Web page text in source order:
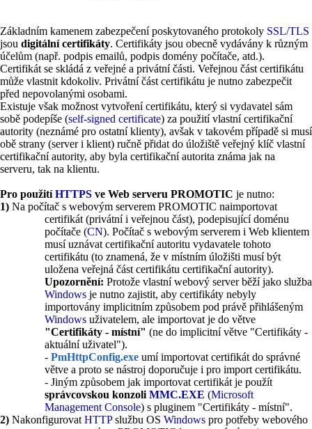
Základním kamenem zabezpečení poskytovaného protokoly SSL/TLS
jsou digitální certifikáty. Certifikáty jsou obecně vydávány k různým
účelům (např. podpis emailů, podpis domény počítače, atd.).
Certifikát se skládá z veřejné a privátní části. Veřejnou část certifikátu
může vlastnit kdokoliv. Privátní část certifikátu je nutno zabezpečit
před nepovolanými osobami.
Existuje však možnost vytvoření certifikátu, který si vydavatel sám
sobě podepíše (self-signed certificate) za použití vlastní certifikační
autority (neznámé pro ostatní klienty), avšak v takovém případě si musí
obě strany (server i klient) ručně přidat do úložiště veřejný klíč vlastní
certifikační autority, aby byla certifikační autorita známa jak na
serveru, tak na klientu.
Pro použitíHTTPS ve Web serveru PROMOTIC je nutno:
1) Na počítač s webovým serverem PROMOTIC naimportovat
certifikát (privátní i veřejnou část), podepisující doménu
počítače (CN). Počítač s webovým serverem i Web klientem
musí uznávat certifikační autoritu vydavatele tohoto
certifikátu (to znamená, že v místním úložišti musí být
uložena veřejná část certifikátu certifikační autority).
Upozornění: Protože vlastní webový server běží jako služba
Windows je nutno zajistit, aby certifikáty nebyly
importovány implicitním způsobem pod právě přihlášeným
Windows uživatelem, ale importovat je do větve
"Certifikáty - místní" (ne do implicitní větve "Certifikáty -
aktuální uživatel").
- PmHttpConfig.exe umí importovat certifikát do správné
větve a proto se nástroj doporučuje i pro import certifikátu.
- Jiným způsobem jak importovat certifikát je použít
správcovskou konzoli MMC.EXE (Microsoft
Management Console) s pluginem "Certifikáty - místní".
2) Nakonfigurovat HTTPslužbu OS Windows pro potřeby webového